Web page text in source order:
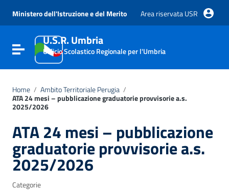
Vai al menu di navigazione
Vai al footer
Ministero dell'Istruzione e del Merito Area riservata USR
Attiva / disattiva la navigazione
U.S.R. Umbria
Ufficio Scolastico Regionale per l'Umbria
Home / Ambito Territoriale Perugia /
ATA 24 mesi – pubblicazione graduatorie provvisorie a.s.
2025/2026
ATA 24 mesi – pubblicazione
graduatorie provvisorie a.s.
2025/2026
Categorie